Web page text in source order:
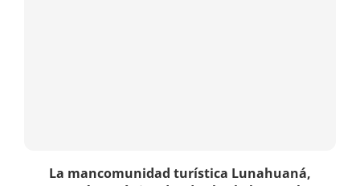
La mancomunidad turística Lunahuaná,